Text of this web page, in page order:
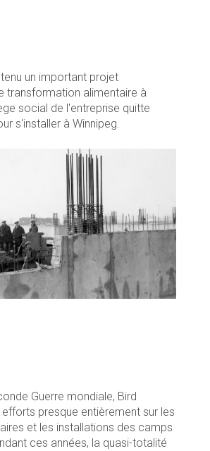
un important projet
transformation alimentaire à
social de l'entreprise quitte
s'installer à Winnipeg.
Guerre mondiale, Bird
presque entièrement sur les
et les installations des camps
ces années, la quasi-totalité